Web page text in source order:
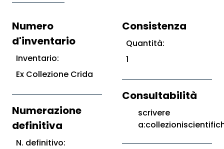
Numero
d'inventario
Inventario:
Ex Collezione Crida
Numerazione
definitiva
N. definitivo:
Consistenza
Quantità:
1
Consultabilità
scrivere